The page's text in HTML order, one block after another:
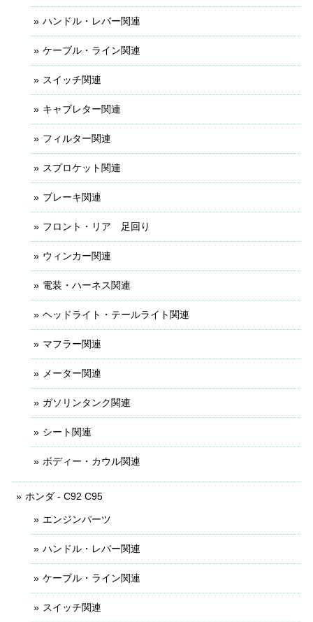
ハンドル・レバー関連
ケーブル・ライン関連
スイッチ関連
キャブレター関連
フィルター関連
スプロケット関連
ブレーキ関連
フロント・リア 足回り
ウィンカー関連
電装・ハーネス関連
ヘッドライト・テールライト関連
マフラー関連
メーター関連
ガソリンタンク関連
シート関連
ボディー・カウル関連
ホンダ - C92 C95
エンジンパーツ
ハンドル・レバー関連
ケーブル・ライン関連
スイッチ関連